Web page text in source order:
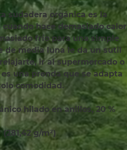
sudadera orgánica es la
hace demasiado calor
frío para una simple
de media luna le da un sutil
ir al supermercado o
una prenda que se adapta
comodidad.
g/m²)